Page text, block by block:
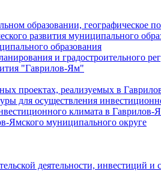
образовании, географическое
развития муниципального
образования
и градостроительного
"Гаврилов-Ям"
реализуемых в
для осуществления
климата в Гаврилов-
Ямского муниципального округе
деятельности, инвестиций и